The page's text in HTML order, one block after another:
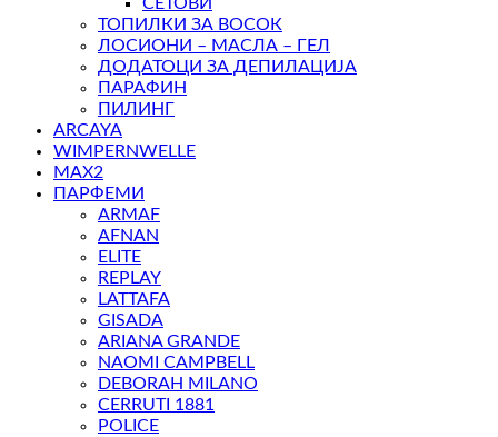
СЕТОВИ
ТОПИЛКИ ЗА ВОСОК
ЛОСИОНИ – МАСЛА – ГЕЛ
ДОДАТОЦИ ЗА ДЕПИЛАЦИЈА
ПАРАФИН
ПИЛИНГ
ARCAYA
WIMPERNWELLE
MAX2
ПАРФЕМИ
ARMAF
AFNAN
ELITE
REPLAY
LATTAFA
GISADA
ARIANA GRANDE
NAOMI CAMPBELL
DEBORAH MILANO
CERRUTI 1881
POLICE